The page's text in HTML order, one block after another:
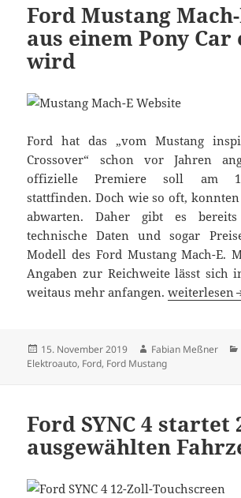
Ford Mustang
aus einem Pony Car
wird
Ford hat das „vom Mustang
Crossover“ schon vor Jahren
offizielle Premiere soll am
stattfinden. Doch wie so oft,
abwarten. Daher gibt es
technische Daten und sogar
Modell des Ford Mustang Mach-E.
Angaben zur Reichweite lässt sich
weitaus mehr anfangen.Ford
weiterlesen
Veröffentlicht
am
15. November 2019 Autor
Fabian Meßner
Elektroauto, Ford, Ford Mustang
Ford SYNC 4 startet
ausgewählten